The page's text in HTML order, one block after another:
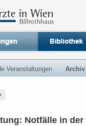
Veranstaltungen Archiv
Notfälle in